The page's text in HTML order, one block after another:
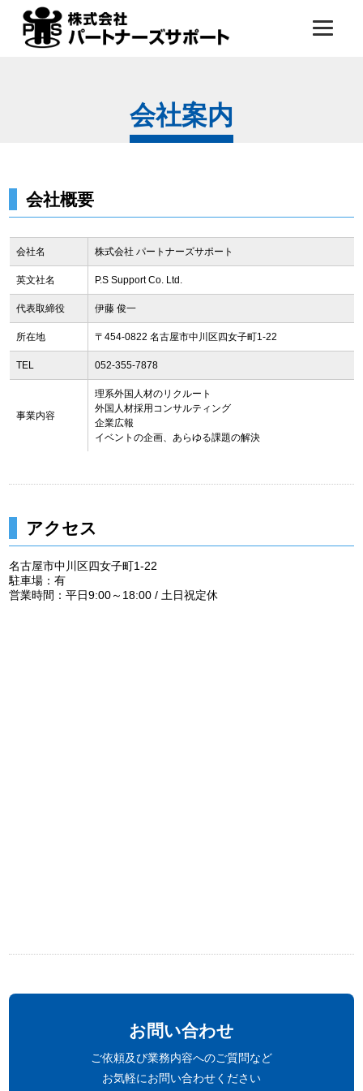
会社案内
会社概要
会社名 株式会社 パートナーズサポート
英文社名 P.S Support Co. Ltd.
代表取締役 伊藤 俊一
所在地 〒454-0822 名古屋市中川区四女子町1-22
TEL 052-355-7878
事業内容
理系外国人材のリクルート
外国人材採用コンサルティング
企業広報
イベントの企画、あらゆる課題の解決
アクセス
名古屋市中川区四女子町1-22
駐車場：有
営業時間：平日9:00～18:00 / 土日祝定休
お問い合わせ
ご依頼及び業務内容へのご質問など
お気軽にお問い合わせください